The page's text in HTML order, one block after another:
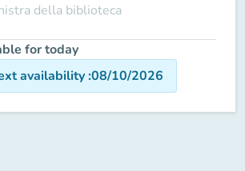
della biblioteca
for today
availability:08/10/2026